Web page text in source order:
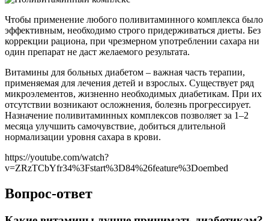
Чтобы применение любого поливитаминного комплекса было
эффективным, необходимо строго придерживаться диеты. Без
коррекции рациона, при чрезмерном употреблении сахара ни
один препарат не даст желаемого результата.
Витамины для больных диабетом – важная часть терапии,
применяемая для лечения детей и взрослых. Существует ряд
микроэлементов, жизненно необходимых диабетикам. При их
отсутствии возникают осложнения, болезнь прогрессирует.
Назначение поливитаминных комплексов позволяет за 1–2
месяца улучшить самочувствие, добиться длительной
нормализации уровня сахара в крови.
https://youtube.com/watch?
v=ZRzTCbYfr34%3Fstart%3D84%26feature%3Doembed
Вопрос-ответ